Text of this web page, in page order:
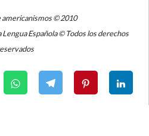
americanismos © 2010
Española © Todos los derechos